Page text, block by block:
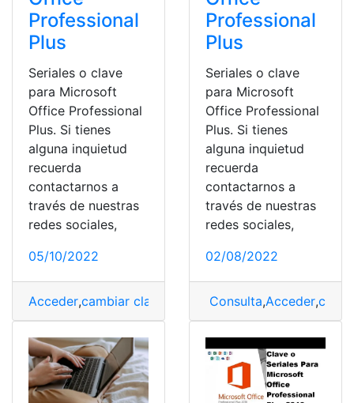
Professional
Plus
Seriales o clave
para Microsoft
Office Professional
Plus. Si tienes
alguna inquietud
recuerda
contactarnos a
través de nuestras
redes sociales,
05/10/2022
Acceder,cambiar clave Consulta,Microsoft,
Professional
Plus
Seriales o clave
para Microsoft
Office Professional
Plus. Si tienes
alguna inquietud
recuerda
contactarnos a
través de nuestras
redes sociales,
02/08/2022
Consulta,Acceder,